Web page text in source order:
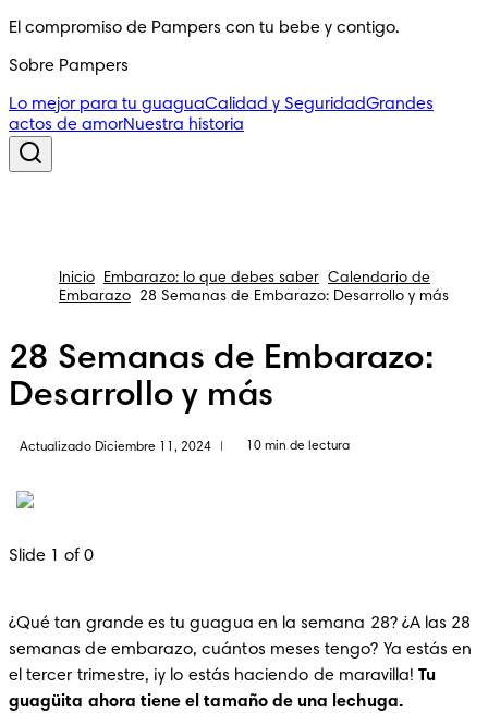
El compromiso de Pampers con tu bebe y contigo.
Sobre Pampers
Lo mejor para tu guaguaCalidad y SeguridadGrandes
actos de amorNuestra historia
Inicio Embarazo: lo que debes saber Calendario de
Embarazo
28 Semanas de Embarazo: Desarrollo y más
28 Semanas de Embarazo:
Desarrollo y más
Actualizado Diciembre 11, 2024 10 min de lectura
Slide 1 of 0
¿Qué tan grande es tu guagua en la semana 28? ¿A las 28
semanas de embarazo, cuántos meses tengo? Ya estás en
el tercer trimestre, ¡y lo estás haciendo de maravilla! Tu
guagüita ahora tiene el tamaño de una lechuga.